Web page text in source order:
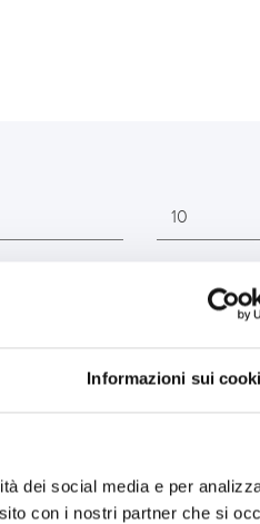
Informazioni sui
dei social media e per
con i nostri partner che si
10
(mm) 155
B00